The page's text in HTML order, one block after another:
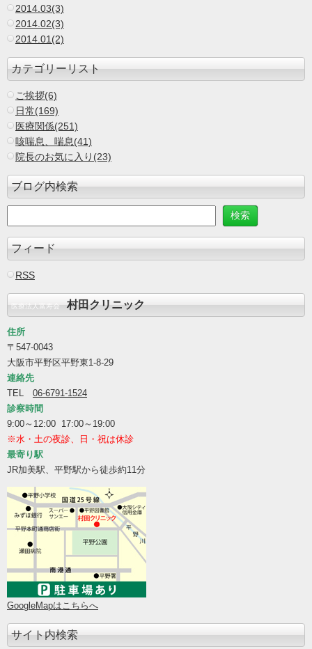
2014.03(3)
2014.02(3)
2014.01(2)
カテゴリーリスト
ご挨拶(6)
日常(169)
医療関係(251)
咳喘息、喘息(41)
院長のお気に入り(23)
ブログ内検索
フィード
RSS
医療法人富寿会村田クリニック
住所
〒547-0043
大阪市平野区平野東1-8-29
連絡先
TEL 06-6791-1524
診察時間
9:00～12:00 17:00～19:00
※水・土の夜診、日・祝は休診
最寄り駅
JR加美駅、平野駅から徒歩約11分
GoogleMapはこちらへ
サイト内検索